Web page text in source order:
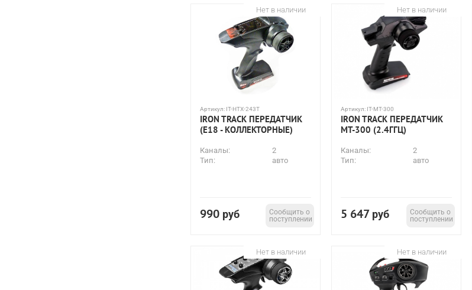
Нет в наличии
Артикул: IT-HTX-243T
IRON TRACK ПЕРЕДАТЧИК
(E18 - КОЛЛЕКТОРНЫЕ)
Каналы:
2
Тип:
авто
990 руб
Сообщить о
поступлении
Нет в наличии
Артикул: IT-MT-300
IRON TRACK ПЕРЕДАТЧИК
MT-300 (2.4ГГЦ)
Каналы:
2
Тип:
авто
5 647 руб
Сообщить о
поступлении
Нет в наличии Нет в наличии